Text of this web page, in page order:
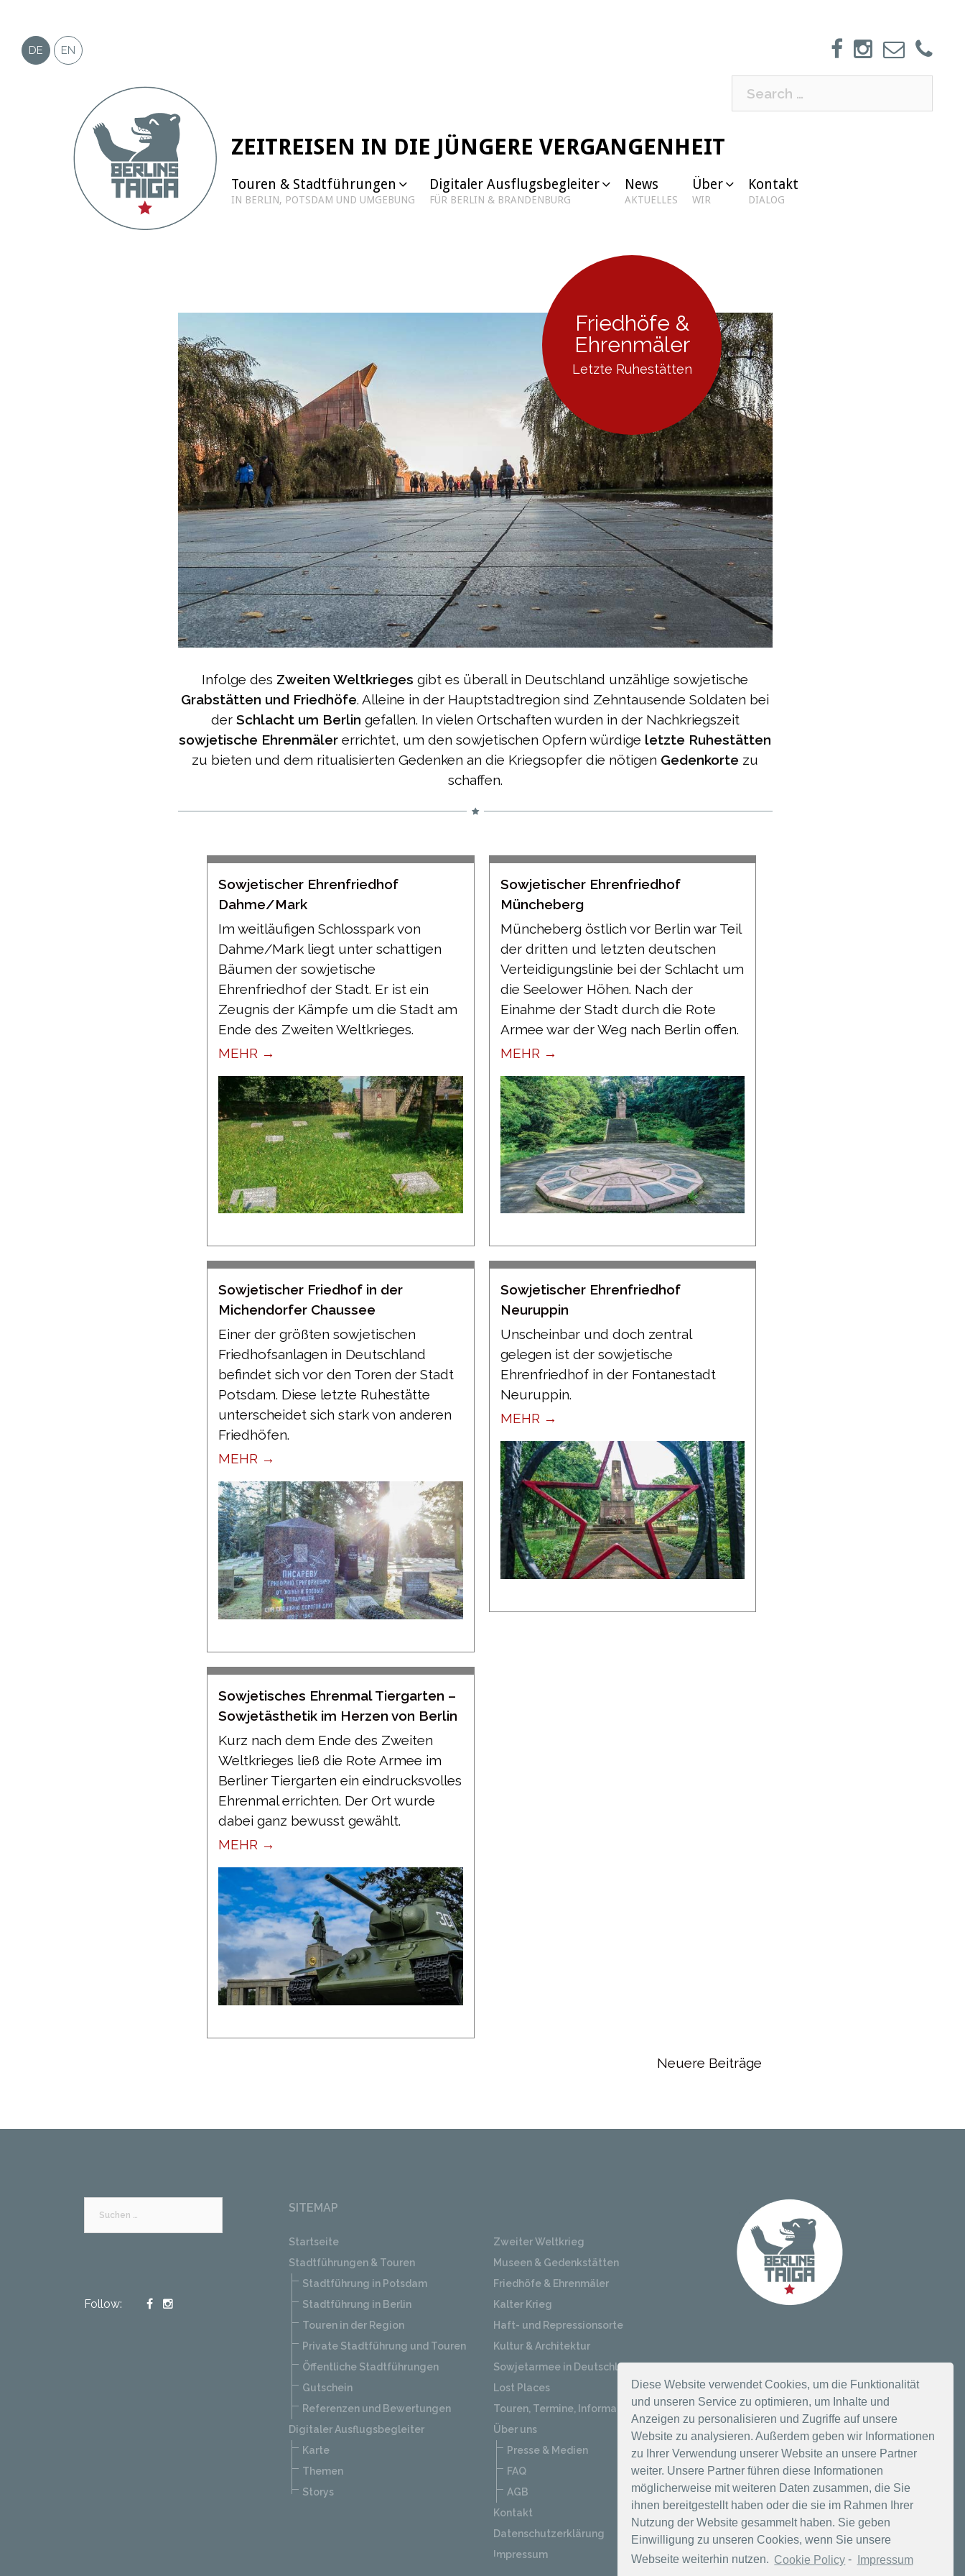
Diese Website verwendet Cookies, um die Funktionalität
und unseren Service zu optimieren, um Inhalte und
Anzeigen zu personalisieren und Zugriffe auf unsere
Website zu analysieren. Außerdem geben wir Informationen
zu Ihrer Verwendung unserer Website an unsere Partner
weiter. Unsere Partner führen diese Informationen
möglicherweise mit weiteren Daten zusammen, die Sie
ihnen bereitgestellt haben oder die sie im Rahmen Ihrer
Nutzung der Website gesammelt haben. Sie geben
Einwilligung zu unseren Cookies, wenn Sie unsere
Webseite weiterhin nutzen. Cookie Policy - Impressum
springen
DE EN
ZEITREISEN IN DIE JÜNGERE VERGANGENHEIT
Touren & Stadtführungen
IN BERLIN, POTSDAM UND UMGEBUNG
Digitaler Ausflugsbegleiter
FÜR BERLIN & BRANDENBURG
News
AKTUELLES
Über
WIR
Kontakt
DIALOG
Friedhöfe &
Ehrenmäler
Letzte Ruhestätten
Infolge des Zweiten Weltkrieges gibt es überall in Deutschland unzählige sowjetische
Grabstätten und Friedhöfe. Alleine in der Hauptstadtregion sind Zehntausende Soldaten bei
der Schlacht um Berlin gefallen. In vielen Ortschaften wurden in der Nachkriegszeit
sowjetische Ehrenmäler errichtet, um den sowjetischen Opfern würdige letzte Ruhestätten
zu bieten und dem ritualisierten Gedenken an die Kriegsopfer die nötigen Gedenkorte zu
schaffen.
Sowjetischer Ehrenfriedhof
Dahme/Mark
Im weitläufigen Schlosspark von
Dahme/Mark liegt unter schattigen
Bäumen der sowjetische
Ehrenfriedhof der Stadt. Er ist ein
Zeugnis der Kämpfe um die Stadt am
Ende des Zweiten Weltkrieges.
MEHR →
Sowjetischer Friedhof in der
Michendorfer Chaussee
Einer der größten sowjetischen
Friedhofsanlagen in Deutschland
befindet sich vor den Toren der Stadt
Potsdam. Diese letzte Ruhestätte
unterscheidet sich stark von anderen
Friedhöfen.
MEHR →
Sowjetisches Ehrenmal Tiergarten –
Sowjetästhetik im Herzen von Berlin
Kurz nach dem Ende des Zweiten
Weltkrieges ließ die Rote Armee im
Berliner Tiergarten ein eindrucksvolles
Ehrenmal errichten. Der Ort wurde
dabei ganz bewusst gewählt.
MEHR →
Sowjetischer Ehrenfriedhof
Müncheberg
Müncheberg östlich vor Berlin war Teil
der dritten und letzten deutschen
Verteidigungslinie bei der Schlacht um
die Seelower Höhen. Nach der
Einahme der Stadt durch die Rote
Armee war der Weg nach Berlin offen.
MEHR →
Sowjetischer Ehrenfriedhof
Neuruppin
Unscheinbar und doch zentral
gelegen ist der sowjetische
Ehrenfriedhof in der Fontanestadt
Neuruppin.
MEHR →
Beitragsnavigation
Neuere Beiträge
Follow:
SITEMAP
Startseite
Stadtführungen & Touren
Stadtführung in Potsdam
Stadtführung in Berlin
Touren in der Region
Private Stadtführung und Touren
Öffentliche Stadtführungen
Gutschein
Referenzen und Bewertungen
Digitaler Ausflugsbegleiter
Karte
Themen
Storys
Zweiter Weltkrieg
Museen & Gedenkstätten
Friedhöfe & Ehrenmäler
Kalter Krieg
Haft- und Repressionsorte
Kultur & Architektur
Sowjetarmee in Deutschland
Lost Places
Touren, Termine, Informationen
Über uns
Presse & Medien
FAQ
AGB
Kontakt
Datenschutzerklärung
Impressum